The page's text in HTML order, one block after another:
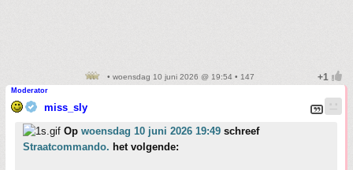
• woensdag 10 juni 2026 @ 19:54 • 147
Moderator
miss_sly
Op woensdag 10 juni 2026 19:49 schreef
Straatcommando. het volgende: